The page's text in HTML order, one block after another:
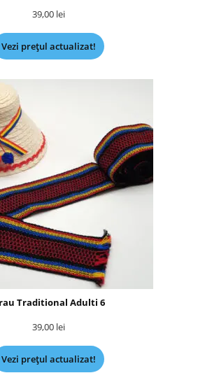
39,00 lei
Vezi prețul actualizat!
Traditional Adulti 6
39,00 lei
Vezi prețul actualizat!